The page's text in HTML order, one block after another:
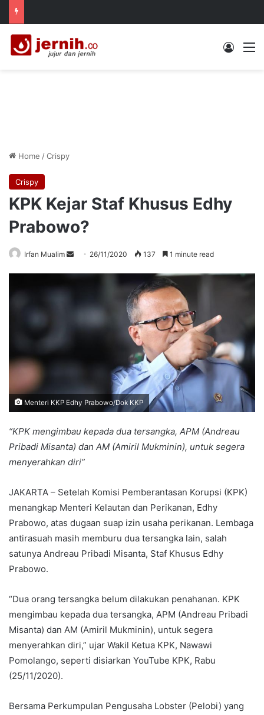
Log In
Home /Crispy
Crispy
KPK Kejar Staf Khusus Edhy
Prabowo?
Irfan Mualim
Send 26/11/2020 137 1 minute read
Menteri KKP Edhy Prabowo/Dok KKP
“KPK mengimbau kepada dua tersangka, APM (Andreau
Pribadi Misanta) dan AM (Amiril Mukminin), untuk segera
menyerahkan diri”
JAKARTA – Setelah Komisi Pemberantasan Korupsi (KPK)
menangkap Menteri Kelautan dan Perikanan, Edhy
Prabowo, atas dugaan suap izin usaha perikanan. Lembaga
antirasuah masih memburu dua tersangka lain, salah
satunya Andreau Pribadi Misanta, Staf Khusus Edhy
Prabowo.
“Dua orang tersangka belum dilakukan penahanan. KPK
mengimbau kepada dua tersangka, APM (Andreau Pribadi
Misanta) dan AM (Amiril Mukminin), untuk segera
menyerahkan diri,” ujar Wakil Ketua KPK, Nawawi
Pomolango, seperti disiarkan YouTube KPK, Rabu
(25/11/2020).
Bersama Perkumpulan Pengusaha Lobster (Pelobi) yang